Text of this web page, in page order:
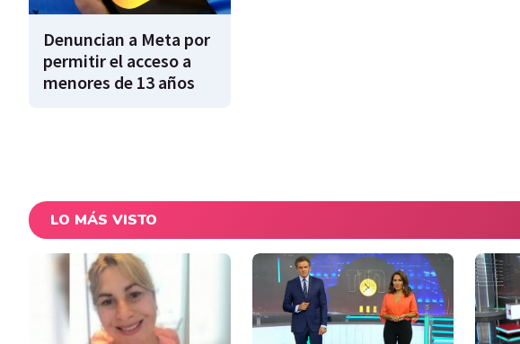
Denuncian a Meta por
permitir el acceso a
menores de 13 años
LO MÁS VISTO